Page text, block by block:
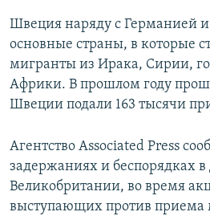
Швеция наряду с Германией
основные страны, в которые
мигранты из Ирака, Сирии,
Африки. В прошлом году
Швеции подали 163 тысячи
Агентство Associated Press
задержаниях и беспорядках в
Великобритании, во время
выступающих против приема